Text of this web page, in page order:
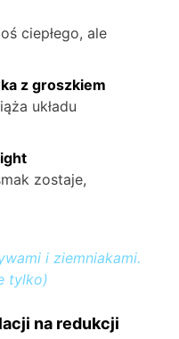
ciepłego, ale
z groszkiem
układu
zostaje,
i ziemniakami.
tylko)
na redukcji